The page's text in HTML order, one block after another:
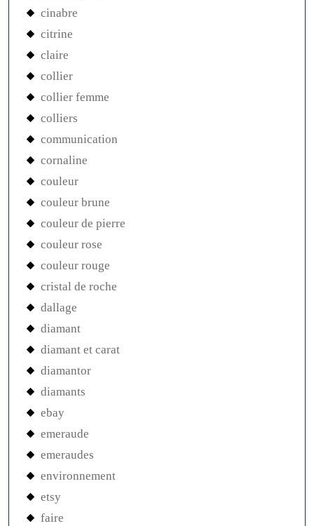
cinabre
citrine
claire
collier
collier femme
colliers
communication
cornaline
couleur
couleur brune
couleur de pierre
couleur rose
couleur rouge
cristal de roche
dallage
diamant
diamant et carat
diamantor
diamants
ebay
emeraude
emeraudes
environnement
etsy
faire